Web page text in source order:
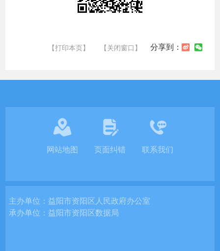
【打印本页】 【关闭窗口】 分享到：
网站地图 页面纠错 联系我们
主办单位：益阳市资阳区人民政府办公室
承办单位：益阳市资阳区数据局